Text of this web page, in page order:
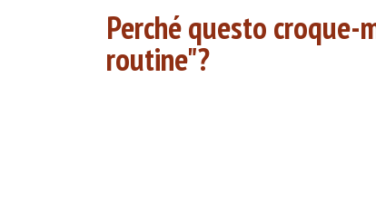
Perché questo
routine"?